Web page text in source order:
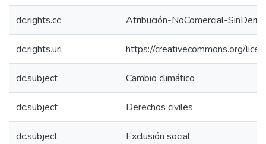
dc.rights.cc Atribución-NoComercial-
dc.rights.uri https://creativecommons.org/
dc.subject Cambio climático
dc.subject Derechos civiles
dc.subject Exclusión social